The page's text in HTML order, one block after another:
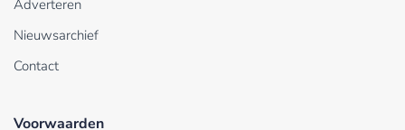
Adverteren
Nieuwsarchief
Contact
Voorwaarden